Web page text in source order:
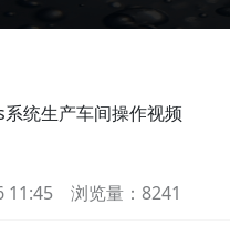
系统生产车间操作视频
11:45 浏览量：8241